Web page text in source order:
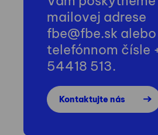
mailovej adrese
fbe@fbe.sk
telefónnom čísle
54418 513.
Kontaktujte nás